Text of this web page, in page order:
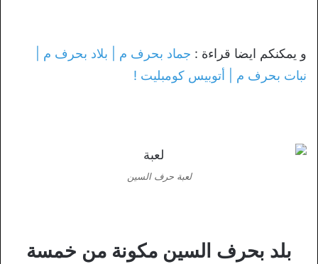
و يمكنكم ايضا قراءة : جماد بحرف م | بلاد بحرف م |
نبات بحرف م | أتوبيس كومبليت !
لعبة حرف السين
بلد بحرف السين مكونة من خمسة